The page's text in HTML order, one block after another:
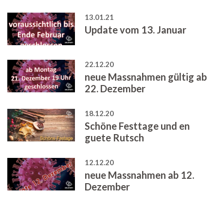
13.01.21
Update vom 13. Januar
22.12.20
neue Massnahmen gültig ab
22. Dezember
18.12.20
Schöne Festtage und en
guete Rutsch
12.12.20
neue Massnahmen ab 12.
Dezember